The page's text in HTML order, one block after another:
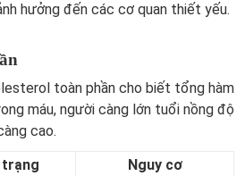
hưởng đến các cơ quan thiết yếu.
toàn phần cho biết tổng hàm
máu, người càng lớn tuổi nồng độ
cao.
trạng Nguy cơ